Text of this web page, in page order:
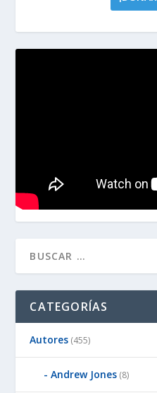
CATEGORÍAS
Autores (455)
Andrew Jones (8)